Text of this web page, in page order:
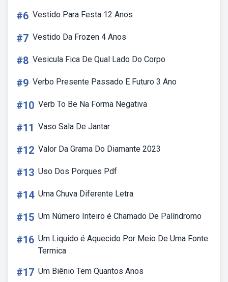
#6 Vestido Para Festa 12 Anos
#7 Vestido Da Frozen 4 Anos
#8 Vesicula Fica De Qual Lado Do Corpo
#9 Verbo Presente Passado E Futuro 3 Ano
#10 Verb To Be Na Forma Negativa
#11 Vaso Sala De Jantar
#12 Valor Da Grama Do Diamante 2023
#13 Uso Dos Porques Pdf
#14 Uma Chuva Diferente Letra
#15 Um Número Inteiro é Chamado De Palíndromo
#16 Um Liquido é Aquecido Por Meio De Uma Fonte
Termica
#17 Um Biênio Tem Quantos Anos